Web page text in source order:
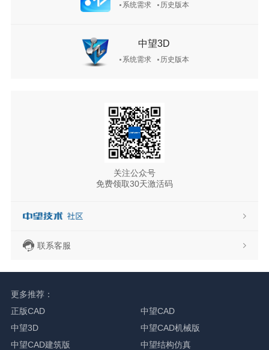
系统需求 历史版本
中望3D
系统需求 历史版本
关注公众号
免费领取30天激活码
联系客服
更多推荐：
正版CAD
中望CAD
中望3D
中望CAD机械版
中望CAD建筑版
中望结构仿真